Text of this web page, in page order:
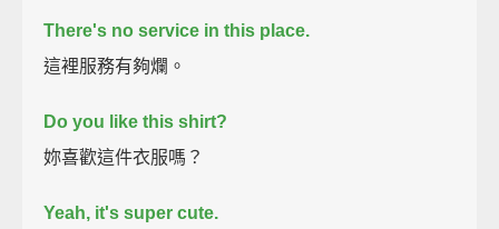
There's no service in this place.
這裡服務有夠爛。
Do you like this shirt?
妳喜歡這件衣服嗎？
Yeah, it's super cute.